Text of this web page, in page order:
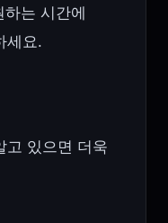
는 시간에
세요.
고 있으면 더욱